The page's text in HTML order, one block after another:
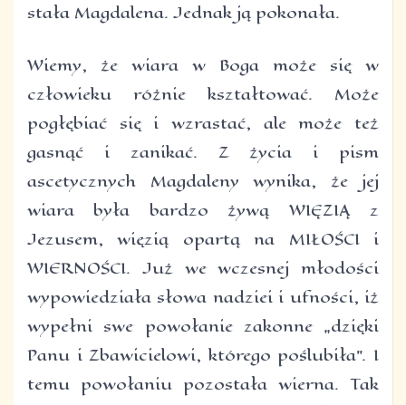
stała Magdalena. Jednak ją pokonała.
Wiemy, że wiara w Boga może się w
człowieku różnie kształtować. Może
pogłębiać się i wzrastać, ale może też
gasnąć i zanikać. Z życia i pism
ascetycznych Magdaleny wynika, że jej
wiara była bardzo żywą WIĘZIĄ z
Jezusem, więzią opartą na MIŁOŚCI i
WIERNOŚCI. Już we wczesnej młodości
wypowiedziała słowa nadziei i ufności, iż
wypełni swe powołanie zakonne „dzięki
Panu i Zbawicielowi, którego poślubiła”. I
temu powołaniu pozostała wierna. Tak